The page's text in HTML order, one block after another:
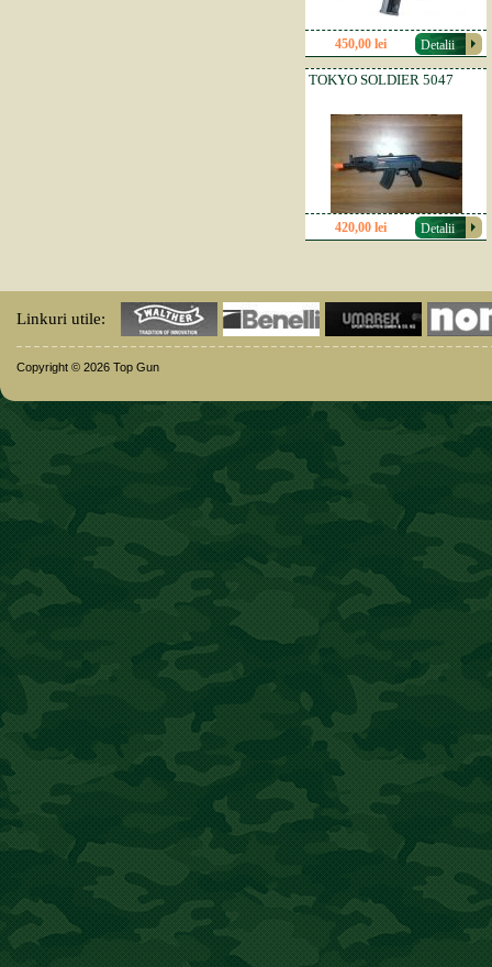
450,00 lei Detalii
TOKYO SOLDIER 5047
420,00 lei Detalii
Linkuri utile:
Copyright © 2026 Top Gun